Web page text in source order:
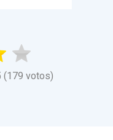
(179 votos)